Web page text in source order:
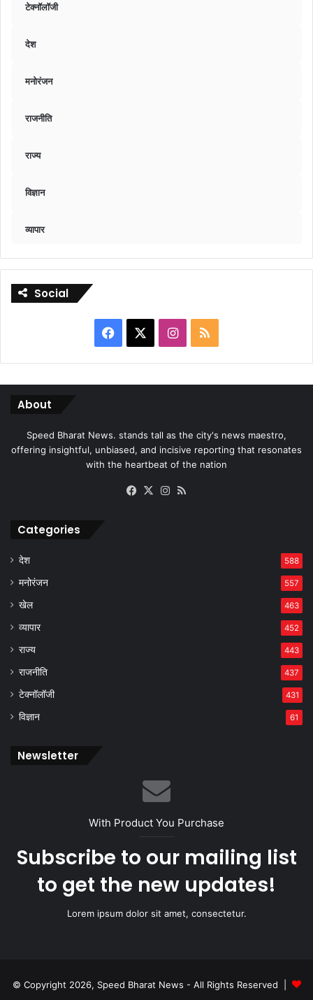
टेक्नॉलॉजी
देश
मनोरंजन
राजनीति
राज्य
विज्ञान
व्यापार
Social
Facebook Instagram
RSS
About
Speed Bharat News. stands tall as the city's news maestro,
offering insightful, unbiased, and incisive reporting that resonates
with the heartbeat of the nation
Facebook
X Instagram
Categories
देश 588
मनोरंजन 557
खेल 463
व्यापार 452
राज्य 443
राजनीति 437
टेक्नॉलॉजी 431
विज्ञान 61
Newsletter
With Product You Purchase
Subscribe to our mailing list
to get the new updates!
Lorem ipsum dolor sit amet, consectetur.
© Copyright 2026, Speed Bharat News - All Rights Reserved |